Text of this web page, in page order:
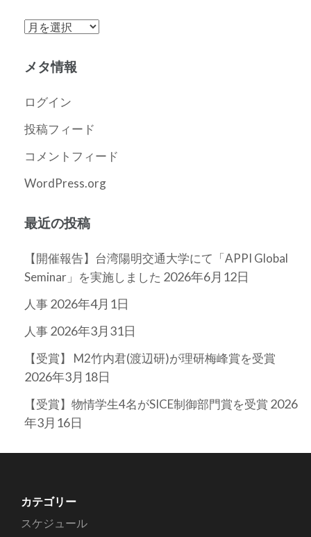
ア
カ
ブ
メタ情報
ログイン
投稿フィード
コメントフィード
WordPress.org
最近の投稿
【開催報告】台湾陽明交通大学にて「APPI Global
Seminar」を実施しました 2026年6月12日
人事2026年4月1日
人事2026年3月31日
【受賞】 M2竹内君(渡辺研)が理研梅峰賞を受賞
2026年3月18日
【受賞】物情学生4名がSICE制御部門賞を受賞 2026
年3月16日
カテゴリー
スケジュール